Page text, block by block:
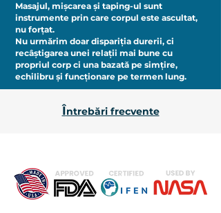
Masajul, mișcarea și taping-ul sunt
instrumente prin care corpul este ascultat,
nu forțat.
Nu urmărim doar dispariția durerii, ci
recâștigarea unei relații mai bune cu
propriul corp ci una bazată pe simțire,
echilibru și funcționare pe termen lung.
Întrebări frecvente